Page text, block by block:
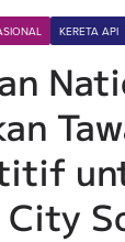
KERETA API
City